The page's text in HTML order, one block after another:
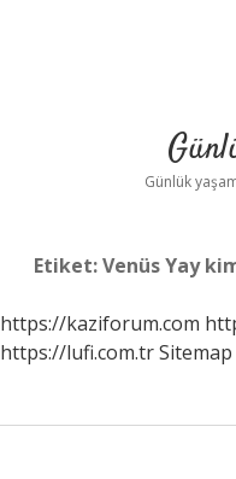
Günlük
Etiket:Venüs Yay
https://kaziforum.com
https://lufi.com.trSitemap